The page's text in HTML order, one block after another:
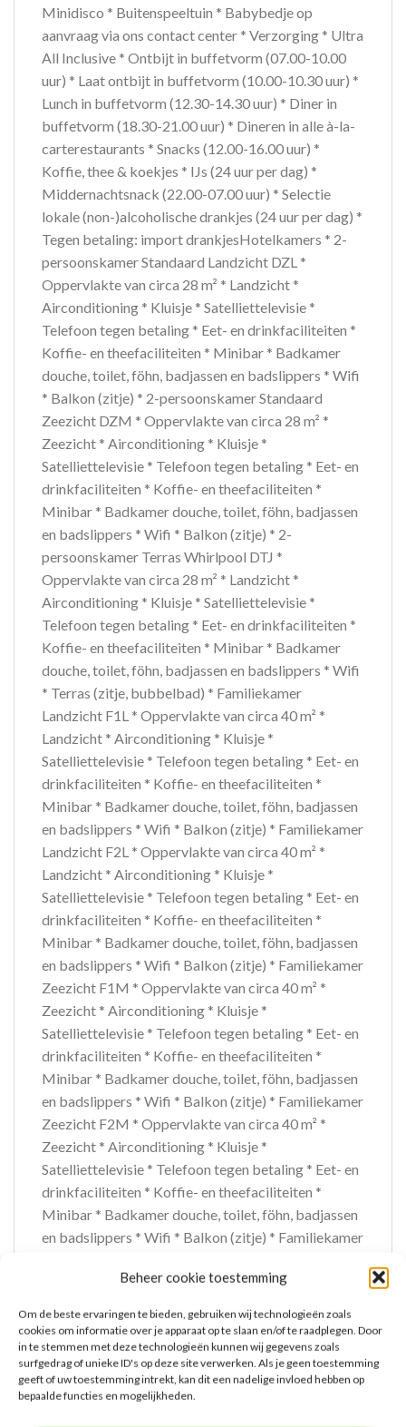
Beheer cookie toestemming
Om de beste ervaringen te bieden, gebruiken wij technologieën zoals
cookies om informatie over je apparaat op te slaan en/of te raadplegen. Door
in te stemmen met deze technologieën kunnen wij gegevens zoals
surfgedrag of unieke ID's op deze site verwerken. Als je geen toestemming
geeft of uw toestemming intrekt, kan dit een nadelige invloed hebben op
bepaalde functies en mogelijkheden.
Minidisco * Buitenspeeltuin * Babybedje op
aanvraag via ons contact center * Verzorging * Ultra
All Inclusive * Ontbijt in buffetvorm (07.00-10.00
uur) * Laat ontbijt in buffetvorm (10.00-10.30 uur) *
Lunch in buffetvorm (12.30-14.30 uur) * Diner in
buffetvorm (18.30-21.00 uur) * Dineren in alle à-la-
carterestaurants * Snacks (12.00-16.00 uur) *
Koffie, thee & koekjes * IJs (24 uur per dag) *
Middernachtsnack (22.00-07.00 uur) * Selectie
lokale (non-)alcoholische drankjes (24 uur per dag) *
Tegen betaling: import drankjesHotelkamers * 2-
persoonskamer Standaard Landzicht DZL *
Oppervlakte van circa 28 m² * Landzicht *
Airconditioning * Kluisje * Satelliettelevisie *
Telefoon tegen betaling * Eet- en drinkfaciliteiten *
Koffie- en theefaciliteiten * Minibar * Badkamer
douche, toilet, föhn, badjassen en badslippers * Wifi
* Balkon (zitje) * 2-persoonskamer Standaard
Zeezicht DZM * Oppervlakte van circa 28 m² *
Zeezicht * Airconditioning * Kluisje *
Satelliettelevisie * Telefoon tegen betaling * Eet- en
drinkfaciliteiten * Koffie- en theefaciliteiten *
Minibar * Badkamer douche, toilet, föhn, badjassen
en badslippers * Wifi * Balkon (zitje) * 2-
persoonskamer Terras Whirlpool DTJ *
Oppervlakte van circa 28 m² * Landzicht *
Airconditioning * Kluisje * Satelliettelevisie *
Telefoon tegen betaling * Eet- en drinkfaciliteiten *
Koffie- en theefaciliteiten * Minibar * Badkamer
douche, toilet, föhn, badjassen en badslippers * Wifi
* Terras (zitje, bubbelbad) * Familiekamer
Landzicht F1L * Oppervlakte van circa 40 m² *
Landzicht * Airconditioning * Kluisje *
Satelliettelevisie * Telefoon tegen betaling * Eet- en
drinkfaciliteiten * Koffie- en theefaciliteiten *
Minibar * Badkamer douche, toilet, föhn, badjassen
en badslippers * Wifi * Balkon (zitje) * Familiekamer
Landzicht F2L * Oppervlakte van circa 40 m² *
Landzicht * Airconditioning * Kluisje *
Satelliettelevisie * Telefoon tegen betaling * Eet- en
drinkfaciliteiten * Koffie- en theefaciliteiten *
Minibar * Badkamer douche, toilet, föhn, badjassen
en badslippers * Wifi * Balkon (zitje) * Familiekamer
Zeezicht F1M * Oppervlakte van circa 40 m² *
Zeezicht * Airconditioning * Kluisje *
Satelliettelevisie * Telefoon tegen betaling * Eet- en
drinkfaciliteiten * Koffie- en theefaciliteiten *
Minibar * Badkamer douche, toilet, föhn, badjassen
en badslippers * Wifi * Balkon (zitje) * Familiekamer
Zeezicht F2M * Oppervlakte van circa 40 m² *
Zeezicht * Airconditioning * Kluisje *
Satelliettelevisie * Telefoon tegen betaling * Eet- en
drinkfaciliteiten * Koffie- en theefaciliteiten *
Minibar * Badkamer douche, toilet, föhn, badjassen
en badslippers * Wifi * Balkon (zitje) * Familiekamer
JZ * Oppervlakte van circa 32 m² * Zeezicht *
Airconditioning * Kluisje * Satelliettelevisie *
Telefoon tegen betaling * Eet- en drinkfaciliteiten *
Koffie- en theefaciliteiten * Minibar * Badkamer
douche, toilet, föhn, badjassen en badslippers * Wifi
* Balkon (zitje)